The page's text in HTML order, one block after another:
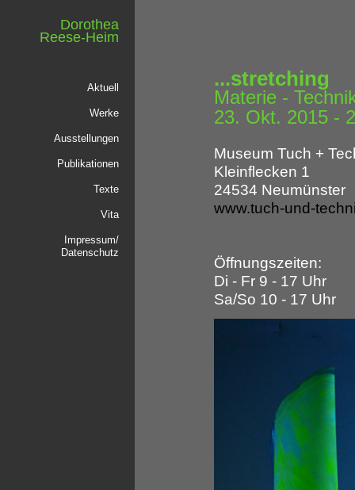
Dorothea
Reese-Heim
Aktuell
Werke
Ausstellungen
Publikationen
Texte
Vita
Impressum/
Datenschutz
...stretching
Materie -
23. Okt. 2015 -
Museum Tuch +
Kleinflecken 1
24534 Neumünster
www.tuch-und-
Öffnungszeiten:
Di - Fr 9 - 17 Uhr
Sa/So 10 - 17 Uhr